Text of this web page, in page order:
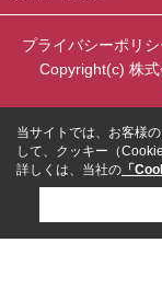
プライバシーポリシ
Copyright(c) 株
当サイトでは、お客様
して、クッキー（
詳しくは、当社の 「